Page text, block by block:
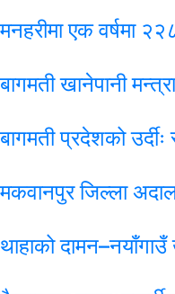
मनहरीमा एक वर्षमा
बागमती खानेपानी
बागमती प्रदेशको
मकवानपुर जिल्ला
थाहाको